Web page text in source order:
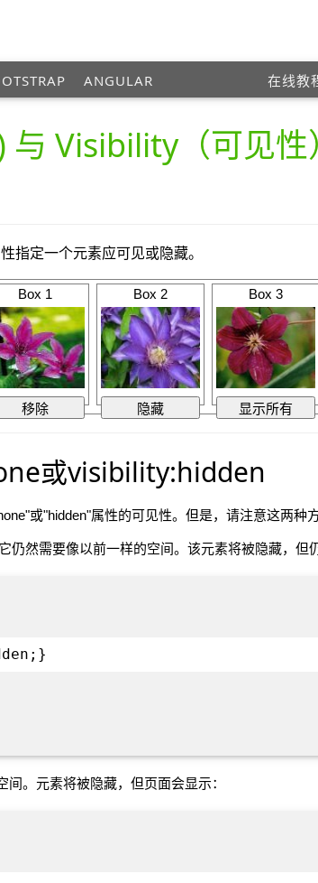
ANGULAR 在线教
Visibility（可见性）
指定一个元素应可见或隐藏。
Box 1 Box 2 Box 3
或visibility:hidden
或"hidden"属性的可见性。但是，请注意这两种
仍然需要像以前一样的空间。该元素将被隐藏，但
。元素将被隐藏，但页面会显示：